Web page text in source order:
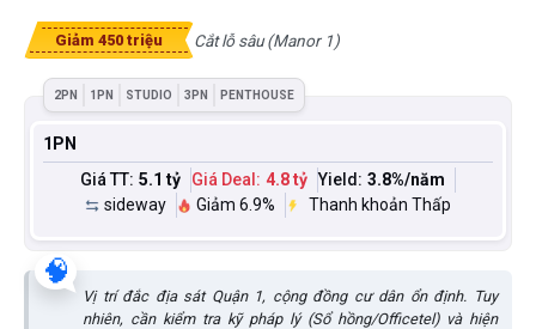
Giảm 450 triệu Cắt lỗ sâu (Manor 1)
2PN 1PN STUDIO 3PN PENTHOUSE
1PN
Giá TT: 5.1 tỷ Giá Deal: 4.8 tỷ Yield: 3.8%/năm
sideway
Giảm 6.9% Thanh khoản Thấp
🧠
Vị trí đắc địa sát Quận 1, cộng đồng cư dân ổn định. Tuy
nhiên, cần kiểm tra kỹ pháp lý (Sổ hồng/Officetel) và hiện